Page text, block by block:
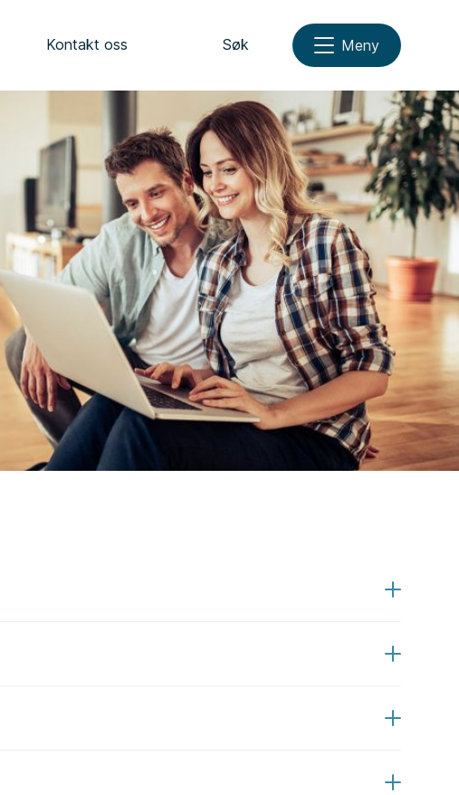
Kontakt oss Søk Meny